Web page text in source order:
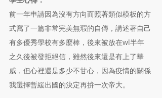
前一年申請因為沒有方向而照著類似模板的方
式寫了一篇非常完美無瑕的自傳，講述著自己
有多優秀學校有多麼棒，後來被放在wl半年
之久後被發拒絕信，雖然後來還是有上了華
威，但心裡還是多少不甘心，因為疫情的關係
我選擇暫緩出國的決定再拚一次帝大。